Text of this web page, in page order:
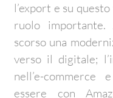
l’export e su
ruolo importante.
scorso una
verso il digitale;
nell’e-commerce
essere con